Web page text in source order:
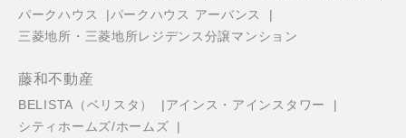
パークハウス
パークハウス アーバンス
三菱地所・三菱地所レジデンス分譲マンション
藤和不動産
BELISTA（ベリスタ）
アインス・アインスタワー
シティホームズ/ホームズ